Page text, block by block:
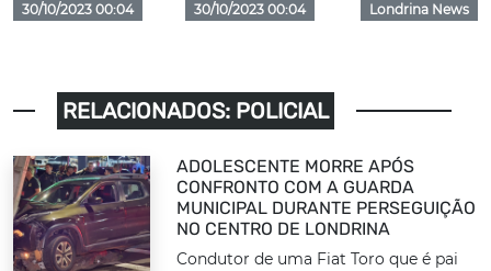
30/10/2023 00:04 30/10/2023 00:04 Londrina News
RELACIONADOS: POLICIAL
ADOLESCENTE MORRE APÓS
CONFRONTO COM A GUARDA
MUNICIPAL DURANTE PERSEGUIÇÃO
NO CENTRO DE LONDRINA
Condutor de uma Fiat Toro que é pai